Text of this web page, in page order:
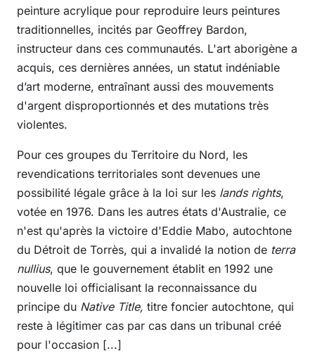
peinture acrylique pour reproduire leurs peintures
traditionnelles, incités par Geoffrey Bardon,
instructeur dans ces communautés. L'art aborigène a
acquis, ces dernières années, un statut indéniable
d’art moderne, entraînant aussi des mouvements
d'argent disproportionnés et des mutations très
violentes.
Pour ces groupes du Territoire du Nord, les
revendications territoriales sont devenues une
possibilité légale grâce à la loi sur les lands rights,
votée en 1976. Dans les autres états d'Australie, ce
n'est qu'après la victoire d'Eddie Mabo, autochtone
du Détroit de Torrès, qui a invalidé la notion de terra
nullius, que le gouvernement établit en 1992 une
nouvelle loi officialisant la reconnaissance du
principe du Native Title, titre foncier autochtone, qui
reste à légitimer cas par cas dans un tribunal créé
pour l'occasion [...]